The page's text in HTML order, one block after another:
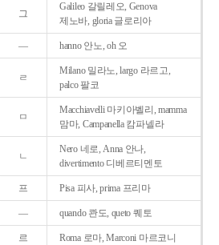
그
Galileo 갈릴레오, Genova
제노바, gloria 글로리아
― hanno 안노, oh 오
ㄹ
Milano 밀라노, largo 라르고,
palco 팔코
ㅁ
Macchiavelli 마키아벨리, mamma
맘마, Campanella 캄파넬라
ㄴ
Nero 네로, Anna 안나,
divertimento 디베르티멘토
프 Pisa 피사, prima 프리마
― quando 콴도, queto 퀘토
르 Roma 로마, Marconi 마르코니